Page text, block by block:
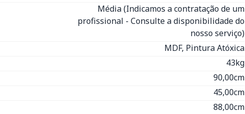
Média (Indicamos a contratação de um
profissional - Consulte a disponibilidade do
nosso serviço)
MDF, Pintura Atóxica
43kg
90,00cm
45,00cm
88,00cm